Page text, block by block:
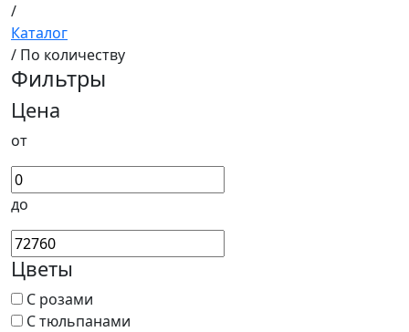
/
Каталог
/ По количеству
Фильтры
Цена
от
до
Цветы
С розами
С тюльпанами